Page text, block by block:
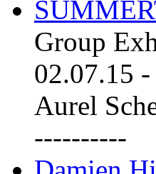
Group
02.07.15 -
Aurel
----------